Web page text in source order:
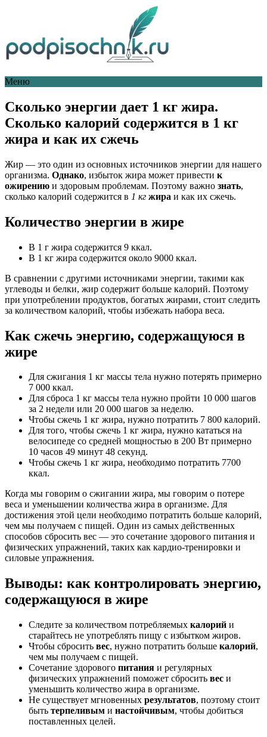
Меню
Сколько энергии дает 1 кг жира.
Сколько калорий содержится в 1 кг
жира и как их сжечь
Жир — это один из основных источников энергии для нашего
организма. Однако, избыток жира может привести к
ожирению и здоровым проблемам. Поэтому важно знать,
сколько калорий содержится в 1 кг жира и как их сжечь.
Количество энергии в жире
В 1 г жира содержится 9 ккал.
В 1 кг жира содержится около 9000 ккал.
В сравнении с другими источниками энергии, такими как
углеводы и белки, жир содержит больше калорий. Поэтому
при употреблении продуктов, богатых жирами, стоит следить
за количеством калорий, чтобы избежать набора веса.
Как сжечь энергию, содержащуюся в
жире
Для сжигания 1 кг массы тела нужно потерять примерно
7 000 ккал.
Для сброса 1 кг массы тела нужно пройти 10 000 шагов
за 2 недели или 20 000 шагов за неделю.
Чтобы сжечь 1 кг жира, нужно потратить 7 800 калорий.
Для того, чтобы сжечь 1 кг жира, нужно кататься на
велосипеде со средней мощностью в 200 Вт примерно
10 часов 49 минут 48 секунд.
Чтобы сжечь 1 кг жира, необходимо потратить 7700
ккал.
Когда мы говорим о сжигании жира, мы говорим о потере
веса и уменьшении количества жира в организме. Для
достижения этой цели необходимо потратить больше калорий,
чем мы получаем с пищей. Один из самых действенных
способов сбросить вес — это сочетание здорового питания и
физических упражнений, таких как кардио-тренировки и
силовые упражнения.
Выводы: как контролировать энергию,
содержащуюся в жире
Следите за количеством потребляемых калорий и
старайтесь не употреблять пищу с избытком жиров.
Чтобы сбросить вес, нужно потратить больше калорий,
чем мы получаем с пищей.
Сочетание здорового питания и регулярных
физических упражнений поможет сбросить вес и
уменьшить количество жира в организме.
Не существует мгновенных результатов, поэтому стоит
быть терпеливым и настойчивым, чтобы добиться
поставленных целей.